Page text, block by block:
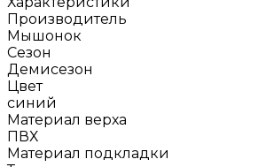
Производитель
Мышонок
Сезон
Демисезон
Цвет
синий
Материал верха
ПВХ
Материал подкладки